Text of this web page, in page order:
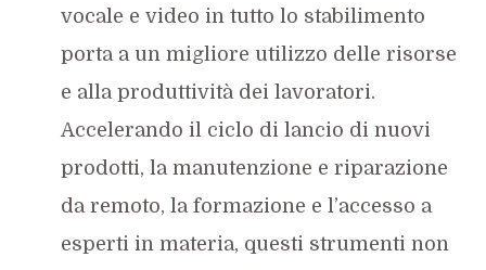
vocale e video in tutto lo stabilimento
porta a un migliore utilizzo delle risorse
e alla produttività dei lavoratori.
Accelerando il ciclo di lancio di nuovi
prodotti, la manutenzione e riparazione
da remoto, la formazione e l’accesso a
esperti in materia, questi strumenti non